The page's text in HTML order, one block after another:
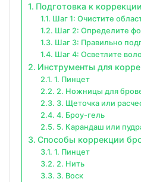
Подготовка к
Шаг 1: Очистите
Шаг 2: Определите
Шаг 3: Правильно
Шаг 4: Осветлите
Инструменты для
1. Пинцет
2. Ножницы для
3. Щеточка или
4. Броу-гель
5. Карандаш или
Способы коррекции
1. Пинцет
2. Нить
3. Воск